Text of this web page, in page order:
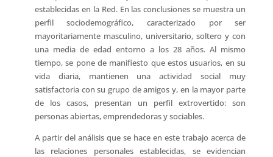
establecidas en la Red. En las conclusiones se muestra un
perfil sociodemográfico, caracterizado por ser
mayoritariamente masculino, universitario, soltero y con
una media de edad entorno a los 28 años. Al mismo
tiempo, se pone de manifiesto que estos usuarios, en su
vida diaria, mantienen una actividad social muy
satisfactoria con su grupo de amigos y, en la mayor parte
de los casos, presentan un perfil extrovertido: son
personas abiertas, emprendedoras y sociables.
A partir del análisis que se hace en este trabajo acerca de
las relaciones personales establecidas, se evidencian